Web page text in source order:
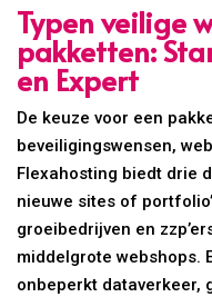
Typen veilige
pakketten:
en Expert
De keuze voor een
beveiligingswensen,
Flexahosting biedt drie
nieuwe sites of
groeibedrijven en
middelgrote webshops.
onbeperkt dataverkeer,